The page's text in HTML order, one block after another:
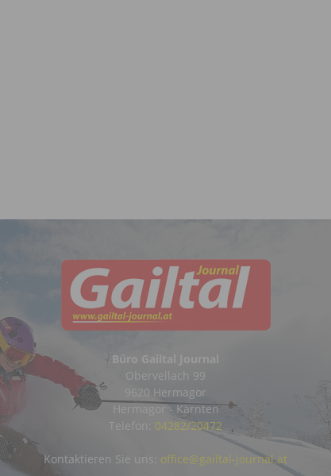
Büro Gailtal Journal
Obervellach 99
9620 Hermagor
Hermagor - Kärnten
Telefon: 04282/20472
Kontaktieren Sie uns: office@gailtal-journal.at